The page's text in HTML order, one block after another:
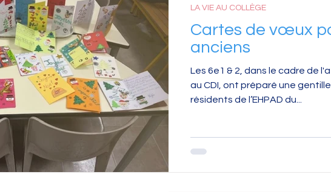
Cartes de vœux
anciens
Les 6e1 & 2, dans le cadre de
au CDI, ont préparé une
résidents de l’EHPAD du...
LA VIE AU COLLÈGE